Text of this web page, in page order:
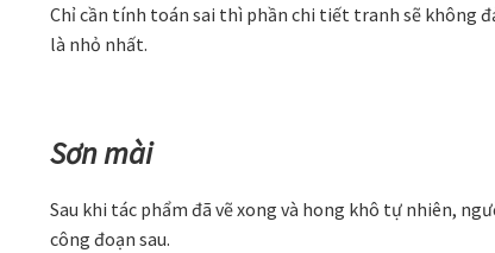
Chỉ cần tính toán sai thì phần chi tiết tranh sẽ không
là nhỏ nhất.
Sơn mài
Sau khi tác phẩm đã vẽ xong và hong khô tự nhiên,
công đoạn sau.